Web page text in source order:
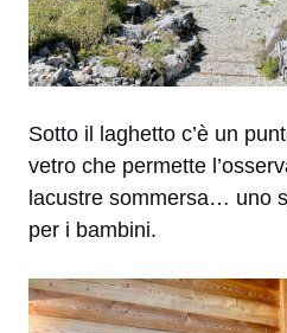
Sotto il laghetto c’è un
vetro che permette
lacustre sommersa… uno
per i bambini.